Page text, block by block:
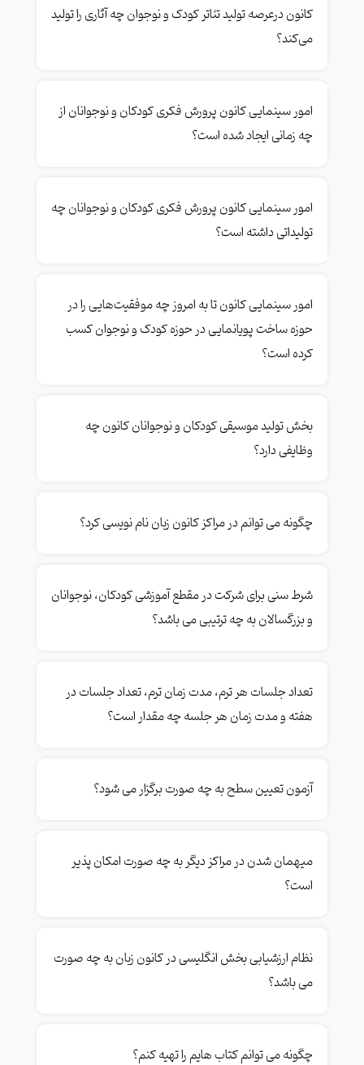
کانون درعرصه تولید تئاتر کودک و نوجوان چه آثاری را تولید
می‌کند؟
امور سینمایی کانون پرورش فکری کودکان و نوجوانان از
چه زمانی ایجاد شده است؟
امور سینمایی کانون پرورش فکری کودکان و نوجوانان چه
تولیداتی داشته است؟
امور سینمایی کانون تا به امروز چه موفقیت‌هایی را در
حوزه ساخت پویانمایی در حوزه کودک و نوجوان کسب
کرده است؟
بخش تولید موسیقی کودکان و نوجوانان کانون چه
وظایفی دارد؟
چگونه می توانم در مراکز کانون زبان نام نویسی کرد؟
شرط سنی برای شرکت در مقطع آموزشی کودکان، نوجوانان
و بزرگسالان به چه ترتیبی می باشد؟
تعداد جلسات هر ترم، مدت زمان ترم، تعداد جلسات در
هفته و مدت زمان هر جلسه چه مقدار است؟
آزمون تعیین سطح به چه صورت برگزار می شود؟
میهمان شدن در مراکز دیگر به چه صورت امکان پذیر
است؟
نظام ارزشیابی بخش انگلیسی در کانون زبان به چه صورت
می باشد؟
چگونه می توانم کتاب هایم را تهیه کنم؟